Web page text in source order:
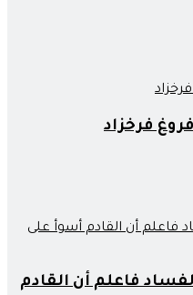
فرخزاد
فاعلم أن القادم